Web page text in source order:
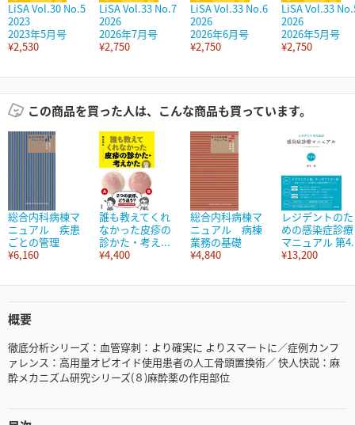
LiSA Vol.30 No.5
2023
2023年5月号
¥2,530
LiSA Vol.33 No.7
2026
2026年7月号
¥2,750
LiSA Vol.33 No.6
2026
2026年6月号
¥2,750
LiSA Vol.33
2026
2026年5月号
¥2,750
この商品を買った人は、こんな商品も買っています。
総合内科病棟マ
ニュアル 疾患
ごとの管理
¥6,160
誰も教えてくれ
なかった皮疹の
診かた・考え...
¥4,400
総合内科病棟マ
ニュアル 病棟
業務の基礎
¥4,840
レジデントのた
めの感染症診療
マニュアル 第
¥13,200
概要
徹底分析シリーズ：血管穿刺：より確実に よりスマートに／症例カンフ
ァレンス：高用量オピオイド使用患者の人工骨頭置換術／ 快人快説：麻
酔メカニズム研究シリーズ(８)麻酔薬の作用部位